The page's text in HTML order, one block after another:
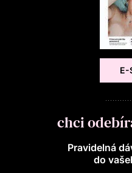
E-
chci
Pravidelná
do